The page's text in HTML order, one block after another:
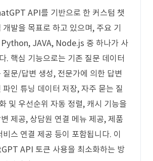
API를 기반으로 한 커스텀 챗
발을 목표로 하고 있으며, 주요 기
Python, JAVA, Node.js 중 하나가 사
. 핵심 기능으로는 기존 질문 데이터
질문/답변 생성, 전문가에 의한 답변
파인 튜닝 데이터 저장, 자주 묻는 질
및 우선순위 자동 정렬, 캐시 기능을
제공, 상담원 연결 메뉴 제공, 제품
스 연결 제공 등이 포함됩니다. 이
API 토큰 사용을 최소화하는 방